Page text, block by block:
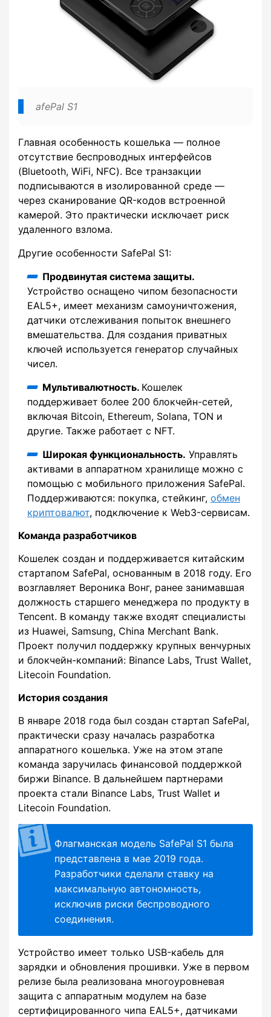
afePal S1
Главная особенность кошелька — полное
отсутствие беспроводных интерфейсов
(Bluetooth, WiFi, NFC). Все транзакции
подписываются в изолированной среде —
через сканирование QR-кодов встроенной
камерой. Это практически исключает риск
удаленного взлома.
Другие особенности SafePal S1:
Продвинутая система защиты.
Устройство оснащено чипом безопасности
EAL5+, имеет механизм самоуничтожения,
датчики отслеживания попыток внешнего
вмешательства. Для создания приватных
ключей используется генератор случайных
чисел.
Мультивалютность. Кошелек
поддерживает более 200 блокчейн-сетей,
включая Bitcoin, Ethereum, Solana, TON и
другие. Также работает с NFT.
Широкая функциональность. Управлять
активами в аппаратном хранилище можно с
помощью с мобильного приложения SafePal.
Поддерживаются: покупка, стейкинг, обмен
криптовалют, подключение к Web3-сервисам.
Команда разработчиков
Кошелек создан и поддерживается китайским
стартапом SafePal, основанным в 2018 году. Его
возглавляет Вероника Вонг, ранее занимавшая
должность старшего менеджера по продукту в
Tencent. В команду также входят специалисты
из Huawei, Samsung, China Merchant Bank.
Проект получил поддержку крупных венчурных
и блокчейн-компаний: Binance Labs, Trust Wallet,
Litecoin Foundation.
История создания
В январе 2018 года был создан стартап SafePal,
практически сразу началась разработка
аппаратного кошелька. Уже на этом этапе
команда заручилась финансовой поддержкой
биржи Binance. В дальнейшем партнерами
проекта стали Binance Labs, Trust Wallet и
Litecoin Foundation.
Флагманская модель SafePal S1 была
представлена в мае 2019 года.
Разработчики сделали ставку на
максимальную автономность,
исключив риски беспроводного
соединения.
Устройство имеет только USB-кабель для
зарядки и обновления прошивки. Уже в первом
релизе была реализована многоуровневая
защита с аппаратным модулем на базе
сертифицированного чипа EAL5+, датчиками